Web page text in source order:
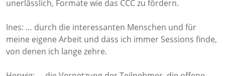
unerlässlich, Formate wie das CCC zu fördern.
Ines: … durch die interessanten Menschen und für
meine eigene Arbeit und dass ich immer Sessions finde,
von denen ich lange zehre.